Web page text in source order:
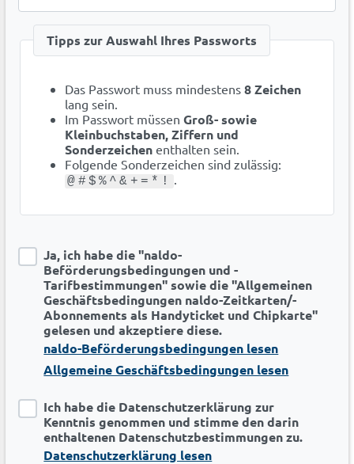
Tipps zur Auswahl Ihres Passworts
Das Passwort muss mindestens8 Zeichen
lang sein.
Im Passwort müssenGroß- sowie
Kleinbuchstaben, Ziffern und
Sonderzeichen enthalten sein.
Folgende Sonderzeichen sind zulässig:
@#$%^&+=*!
Ja, ich habe die "naldo-
Beförderungsbedingungen und -
Tarifbestimmungen" sowie die "Allgemeinen
Geschäftsbedingungen naldo-Zeitkarten/-
Abonnements als Handyticket und Chipkarte"
gelesen und akzeptiere diese.
naldo-Beförderungsbedingungen lesen
Allgemeine Geschäftsbedingungen lesen
Ich habe die Datenschutzerklärung zur
Kenntnis genommen und stimme den darin
enthaltenen Datenschutzbestimmungen zu.
Datenschutzerklärung lesen